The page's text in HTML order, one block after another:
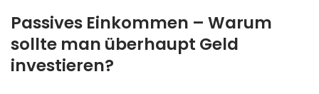
Passives Einkommen – Warum
sollte man überhaupt Geld
investieren?